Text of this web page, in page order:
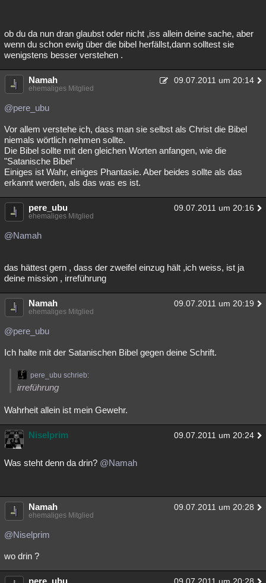
ob du da nun dran glaubst oder nicht ,iss allein deine sache, aber
wenn du schon ewig über die bibel herfällst,dann solltest sie
wenigstens besser verstehen .
Namah 09.07.2011 um 20:14
ehemaliges Mitglied
@pere_ubu
Vor allem verstehe ich, dass man sie selbst als Christ die Bibel
niemals wörtlich nehmen sollte.
Die Bibel sollte mit den gleichen Worten anfangen, wie die
"Satanische Bibel"
Einiges ist Wahr, einiges Phantasie. Aber beides sollte als das
erkannt werden, als das was es ist.
pere_ubu 09.07.2011 um 20:16
ehemaliges Mitglied
@Namah
das hättest gern , dass der zweifel einzug hält ,ich weiss, ist ja
deine mission , irreführung
Namah 09.07.2011 um 20:19
ehemaliges Mitglied
@pere_ubu
Ich halte mit der Satanischen Bibel gegen deine Schrift.
pere_ubu schrieb:
irreführung
Wahrheit allein ist mein Gewehr.
Niselprim 09.07.2011 um 20:24
Was steht denn da drin? @Namah
Namah 09.07.2011 um 20:28
ehemaliges Mitglied
@Niselprim
wo drin ?
pere_ubu